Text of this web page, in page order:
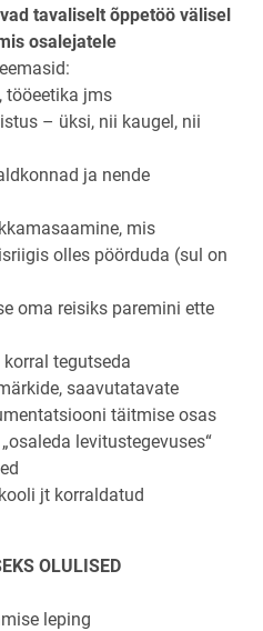
tavaliselt õppetöö välisel
osalejatele
tööeetika jms
– üksi, nii kaugel, nii
ja nende
mis
olles pöörduda (sul on
oma reisiks paremini ette
tegutseda
saavutatavate
täitmise osas
levitustegevuses“
jt korraldatud
OLULISED
leping